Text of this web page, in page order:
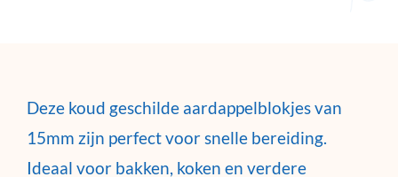
Deze koud geschilde aardappelblokjes van
15mm zijn perfect voor snelle bereiding.
Ideaal voor bakken, koken en verdere